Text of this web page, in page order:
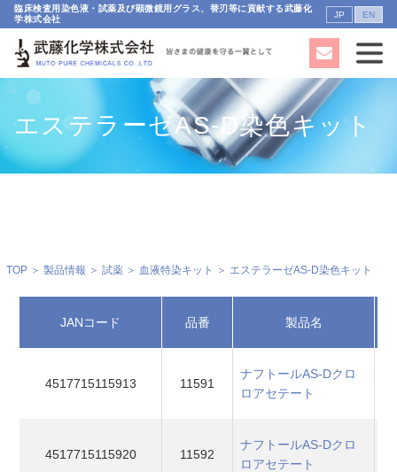
臨床検査用染色液・試薬及び顕微鏡用グラス、替刃等に貢献する武藤化
学株式会社
JP EN
エステラーゼAS-D染色キット
TOP＞ 製品情報 ＞ 試薬＞ 血液特染キット ＞ エステラーゼAS-D染色キット
JANコード 品番 製品名
4517715115913 11591
ナフトールAS-Dクロ
ロアセテート
4517715115920 11592
ナフトールAS-Dクロ
ロアセテート